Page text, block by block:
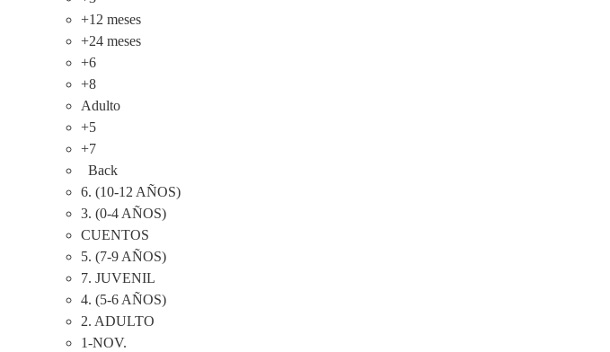
+12 meses
+24 meses
+6
+8
Adulto
+5
+7
Back
6. (10-12 AÑOS)
3. (0-4 AÑOS)
CUENTOS
5. (7-9 AÑOS)
7. JUVENIL
4. (5-6 AÑOS)
2. ADULTO
1-NOV.